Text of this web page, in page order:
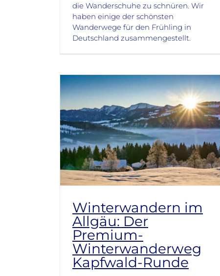
die Wanderschuhe zu schnüren. Wir
haben einige der schönsten
Wanderwege für den Frühling in
Deutschland zusammengestellt.
Winterwandern im
Allgäu: Der
Premium-
Winterwanderweg
Kapfwald-Runde